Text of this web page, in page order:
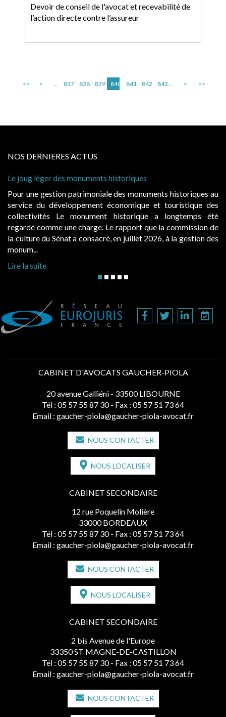
Devoir de conseil de l'avocat et recevabilité de
l’action directe contre l’assureur
<< < ... 837 838 839 840 841 842 843... > >>
NOS DERNIERES ACTUS
Le joug léger des monuments historiques
Pour une gestion patrimoniale des monuments historiques au
service du développement économique et touristique des
collectivités Le monument historique a longtemps été
regardé comme une charge. Le rapport que la commission de
la culture du Sénat a consacré, en juillet 2026, à la gestion des
monum...
Lire la suite
CABINET D'AVOCATS GAUCHER-PIOLA
20 avenue Galliéni - 33500 LIBOURNE
Tél : 05 57 55 87 30 - Fax : 05 57 51 73 64
Email : gaucher-piola@gaucher-piola-avocat.fr
NOUS CONTACTER
NOUS LOCALISER
CABINET SECONDAIRE
12 rue Poquelin Molière
33000 BORDEAUX
Tél : 05 57 55 87 30 - Fax : 05 57 51 73 64
Email : gaucher-piola@gaucher-piola-avocat.fr
NOUS CONTACTER
NOUS LOCALISER
CABINET SECONDAIRE
2 bis Avenue de l'Europe
33350 ST MAGNE-DE-CASTILLON
Tél : 05 57 55 87 30 - Fax : 05 57 51 73 64
Email : gaucher-piola@gaucher-piola-avocat.fr
NOUS CONTACTER